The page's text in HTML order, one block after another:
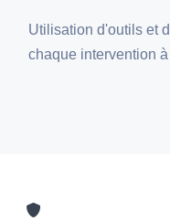
Utilisation d'outils et
chaque intervention